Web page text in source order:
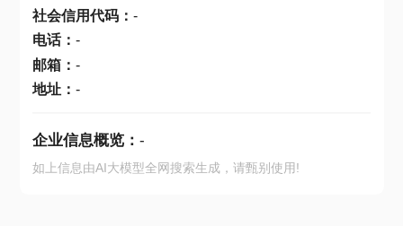
社会信用代码： -
电话： -
邮箱： -
地址： -
企业信息概览： -
如上信息由AI大模型全网搜索生成，请甄别使用!